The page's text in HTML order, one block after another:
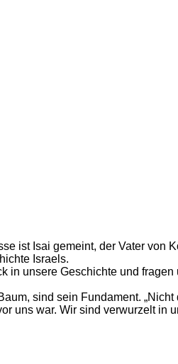
ist Isai gemeint, der Vater von
Israels.
in unsere Geschichte und
sind sein Fundament.
uns war. Wir sind verwurzelt in